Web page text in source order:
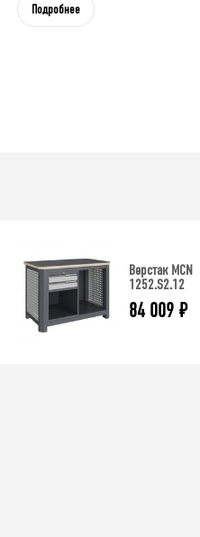
Подробнее
Верстак MCN
1252.S2.12
84 009 ₽